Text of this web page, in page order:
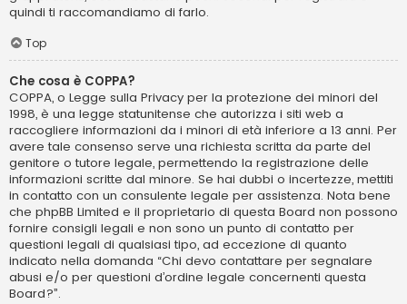
quindi ti raccomandiamo di farlo.
Top
Che cosa è COPPA?
COPPA, o Legge sulla Privacy per la protezione dei minori del
1998, è una legge statunitense che autorizza i siti web a
raccogliere informazioni da i minori di età inferiore a 13 anni. Per
avere tale consenso serve una richiesta scritta da parte del
genitore o tutore legale, permettendo la registrazione delle
informazioni scritte dal minore. Se hai dubbi o incertezze, mettiti
in contatto con un consulente legale per assistenza. Nota bene
che phpBB Limited e il proprietario di questa Board non possono
fornire consigli legali e non sono un punto di contatto per
questioni legali di qualsiasi tipo, ad eccezione di quanto
indicato nella domanda “Chi devo contattare per segnalare
abusi e/o per questioni d’ordine legale concernenti questa
Board?”.